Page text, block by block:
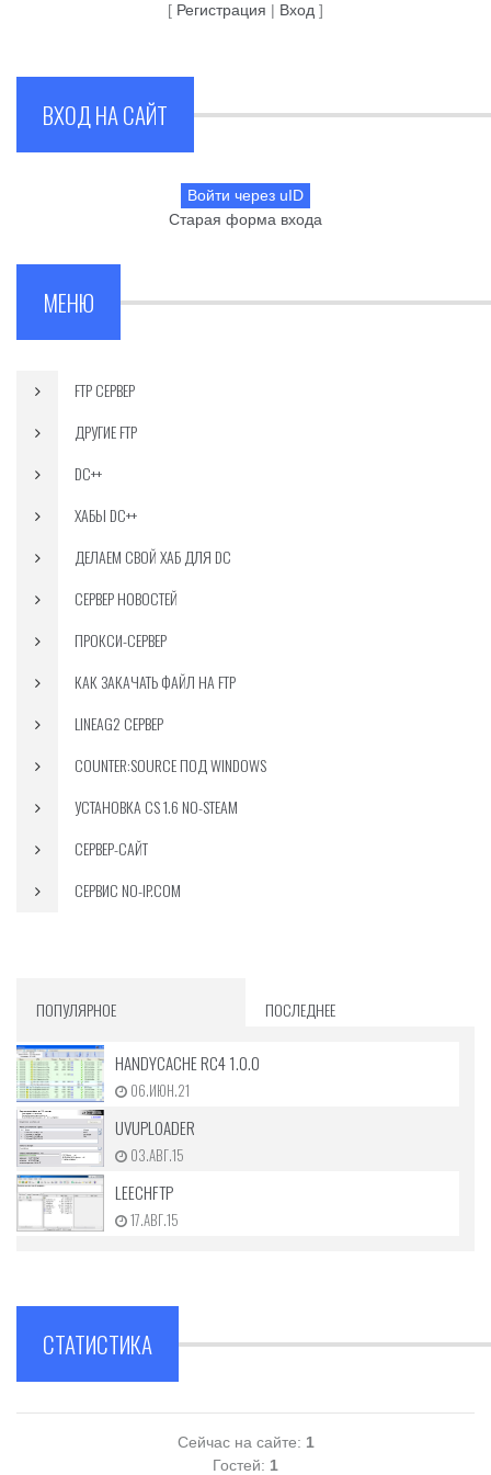
[ Регистрация | Вход ]
ВХОД НА САЙТ
Войти через uID
Старая форма входа
МЕНЮ
FTP СЕРВЕР
ДРУГИЕ FTP
DC++
ХАБЫ DC++
ДЕЛАЕМ СВОЙ ХАБ ДЛЯ DC
СЕРВЕР НОВОСТЕЙ
ПРОКСИ-СЕРВЕР
КАК ЗАКАЧАТЬ ФАЙЛ НА FTP
LINEAG2 СЕРВЕР
COUNTER:SOURCE ПОД WINDOWS
УСТАНОВКА CS 1.6 NO-STEAM
СЕРВЕР-САЙТ
СЕРВИС NO-IP.COM
ПОПУЛЯРНОЕ ПОСЛЕДНЕЕ
HANDYCACHE RC4 1.0.0
06.ИЮН.21
UVUPLOADER
03.АВГ.15
LEECHFTP
17.АВГ.15
СТАТИСТИКА
Сейчас на сайте: 1
Гостей: 1